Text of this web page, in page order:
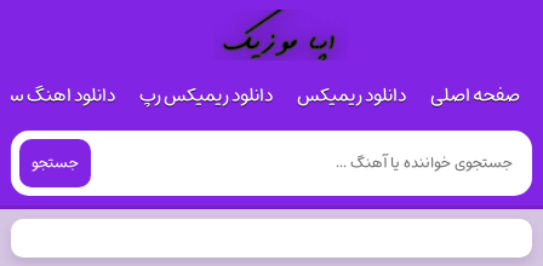
صفحه اصلی دانلود ریمیکس دانلود ریمیکس رپ دانلود اهنگ
جستجو